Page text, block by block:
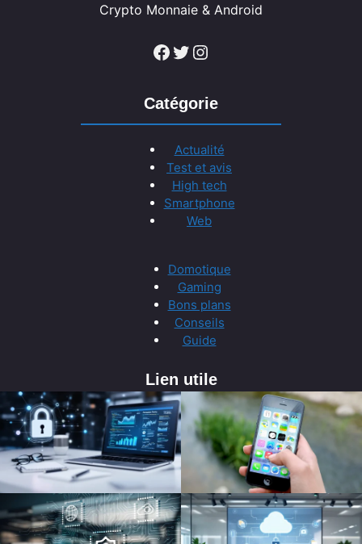
Crypto Monnaie & Android
Facebook Twitter Instagram
Catégorie
Actualité
Test et avis
High tech
Smartphone
Web
Domotique
Gaming
Bons plans
Conseils
Guide
Lien utile